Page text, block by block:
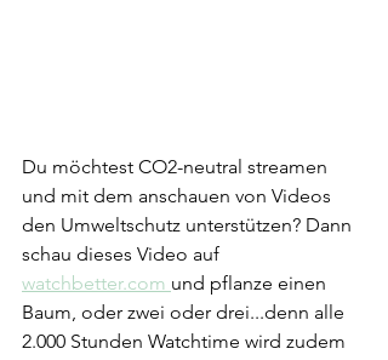
Du möchtest CO2-neutral streamen
und mit dem anschauen von Videos
den Umweltschutz unterstützen? Dann
schau dieses Video auf
watchbetter.com und pflanze einen
Baum, oder zwei oder drei...denn alle
2.000 Stunden Watchtime wird zudem